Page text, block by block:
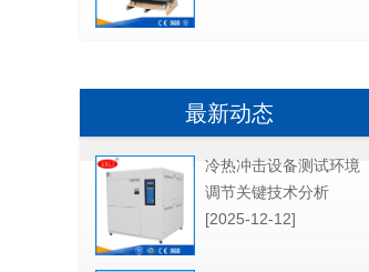
最新动态
冷热冲击设备测试环境
调节关键技术分析
[2025-12-12]